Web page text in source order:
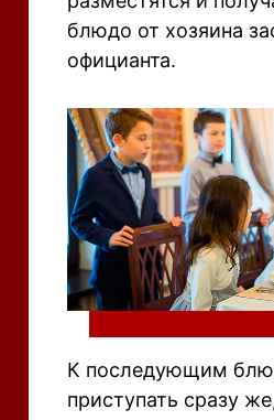
блюдо от хозяина
официанта.
К последующим
приступать сразу